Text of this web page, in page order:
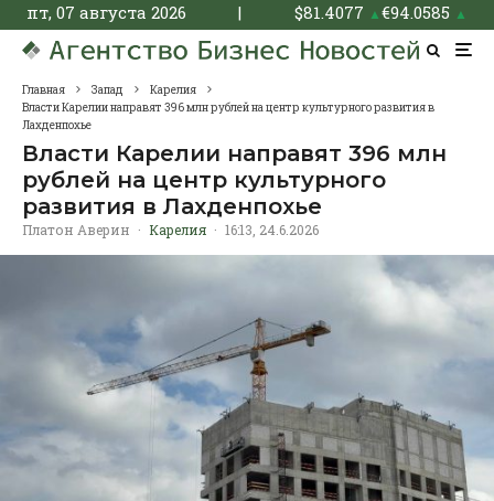
пт, 07 августа 2026 | $81.4077 ▲€94.0585 ▲
Главная Запад
Карелия
Власти Карелии направят 396 млн рублей на центр культурного развития в
Лахденпохье
Власти Карелии направят 396 млн
рублей на центр культурного
развития в Лахденпохье
Платон Аверин · Карелия · 16:13, 24.6.2026